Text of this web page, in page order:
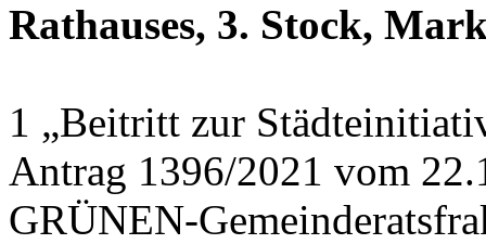
Rathauses, 3. Stock,
1 „Beitritt zur
Antrag 1396/2021 vom
GRÜNEN-